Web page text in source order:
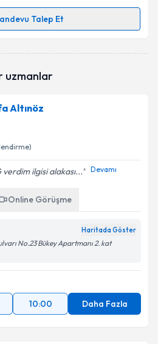
Talep Et
Talebi
randevu almanız için bir
işlenmesine ilişkinAydınlatma
kabul ediyorum.
Talebini Gönder
uzmanlar
Altınöz
ilgisi alakası... Devamı
Online Görüşme
Haritada Göster
No.23 Bükey Apartmanı 2. kat
10:00 Daha Fazla